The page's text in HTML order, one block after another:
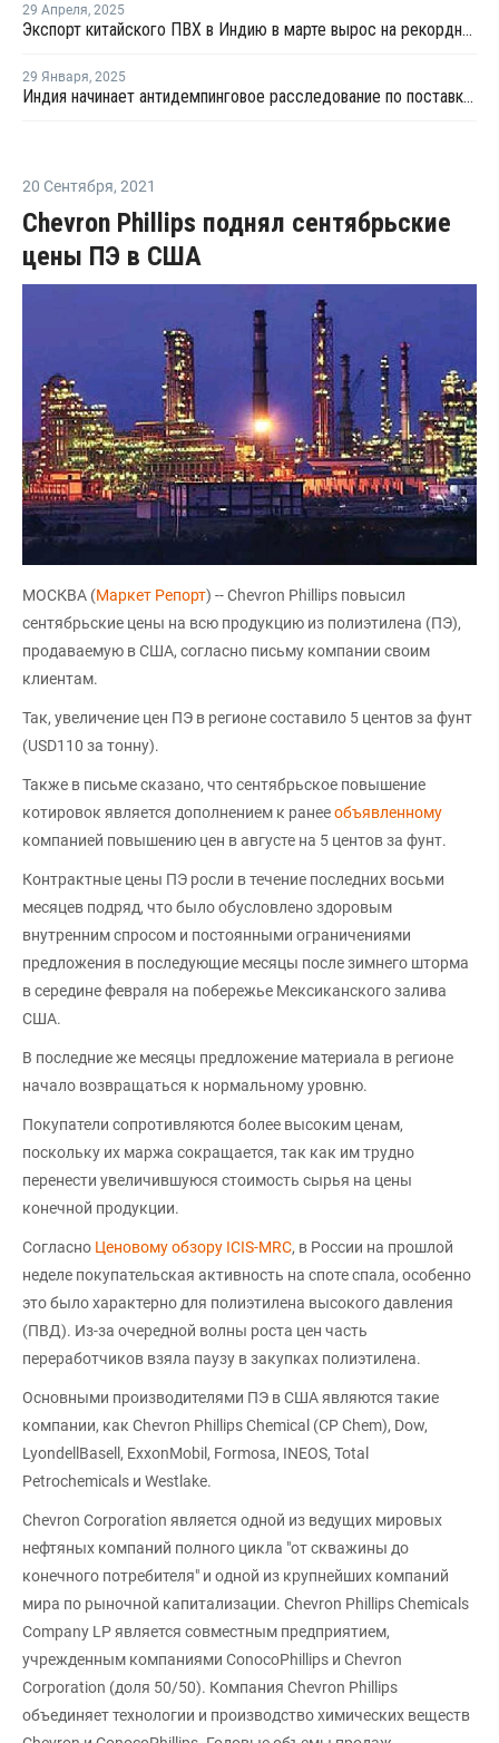
29 Апреля, 2025
Экспорт китайского ПВХ в Индию в марте вырос на рекордные 13%
29 Января, 2025
Индия начинает антидемпинговое расследование по поставкам ПВХ-смол из ЕС и Японии
20 Сентября, 2021
Chevron Phillips поднял сентябрьские
цены ПЭ в США
МОСКВА (Маркет Репорт) -- Chevron Phillips повысил
сентябрьские цены на всю продукцию из полиэтилена (ПЭ),
продаваемую в США, согласно письму компании своим
клиентам.
Так, увеличение цен ПЭ в регионе составило 5 центов за фунт
(USD110 за тонну).
Также в письме сказано, что сентябрьское повышение
котировок является дополнением к ранееобъявленному
компанией повышению цен в августе на 5 центов за фунт.
Контрактные цены ПЭ росли в течение последних восьми
месяцев подряд, что было обусловлено здоровым
внутренним спросом и постоянными ограничениями
предложения в последующие месяцы после зимнего шторма
в середине февраля на побережье Мексиканского залива
США.
В последние же месяцы предложение материала в регионе
начало возвращаться к нормальному уровню.
Покупатели сопротивляются более высоким ценам,
поскольку их маржа сокращается, так как им трудно
перенести увеличившуюся стоимость сырья на цены
конечной продукции.
Согласно Ценовому обзору ICIS-MRC, в России на прошлой
неделе покупательская активность на споте спала, особенно
это было характерно для полиэтилена высокого давления
(ПВД). Из-за очередной волны роста цен часть
переработчиков взяла паузу в закупках полиэтилена.
Основными производителями ПЭ в США являются такие
компании, как Chevron Phillips Chemical (CP Chem), Dow,
LyondellBasell, ExxonMobil, Formosa, INEOS, Total
Petrochemicals и Westlake.
Chevron Corporation является одной из ведущих мировых
нефтяных компаний полного цикла "от скважины до
конечного потребителя" и одной из крупнейших компаний
мира по рыночной капитализации. Сhevron Phillips Chemicals
Company LP является совместным предприятием,
учрежденным компаниями ConocoPhillips и Chevron
Corporation (доля 50/50). Компания Chevron Phillips
объединяет технологии и производство химических веществ